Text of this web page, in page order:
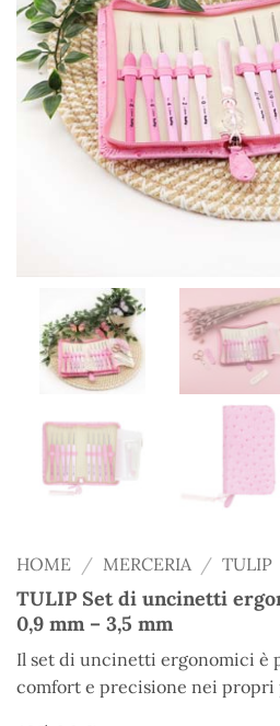
HOME / MERCERIA / TULIP
TULIP Set di uncinetti
0,9 mm – 3,5 mm
Il set di uncinetti ergonomici è
comfort e precisione nei propri